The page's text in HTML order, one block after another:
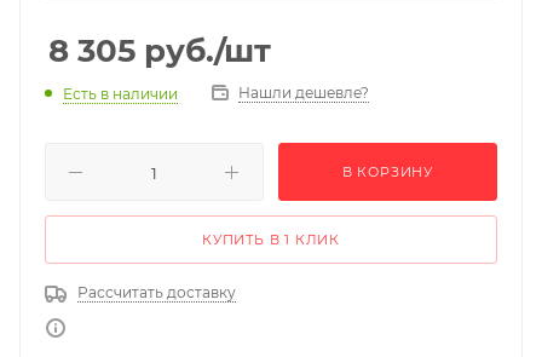
8 305 руб./шт
Есть в наличии Нашли дешевле?
В КОРЗИНУ
КУПИТЬ В 1 КЛИК
Рассчитать доставку